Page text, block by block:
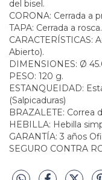
del bisel.
CORONA: Cerrada a
TAPA: Cerrada a
Abierto).
DIMENSIONES: Ø
PESO: 120 g.
ESTANQUEIDAD:
(Salpicaduras)
BRAZALETE: Correa
HEBILLA: Hebilla
GARANTÍA: 3 años
SEGURO CONTRA